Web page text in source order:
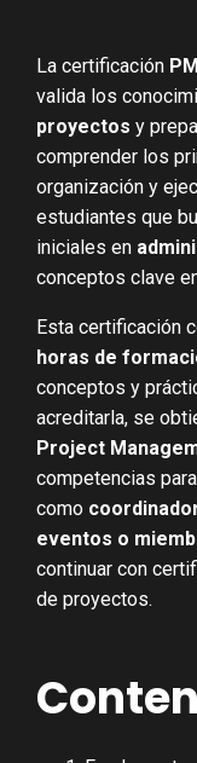
La certificación
valida los
proyectos y
comprender los
organización y
estudiantes que
iniciales en
conceptos clave
Esta certificación
horas de
conceptos y
acreditarla, se
Project
competencias
como
eventos o
continuar con
de proyectos.